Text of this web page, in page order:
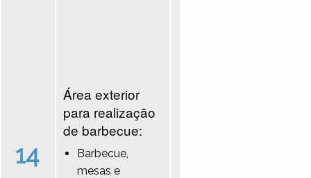
14
Área exterior
para realização
de barbecue:
Barbecue,
mesas e